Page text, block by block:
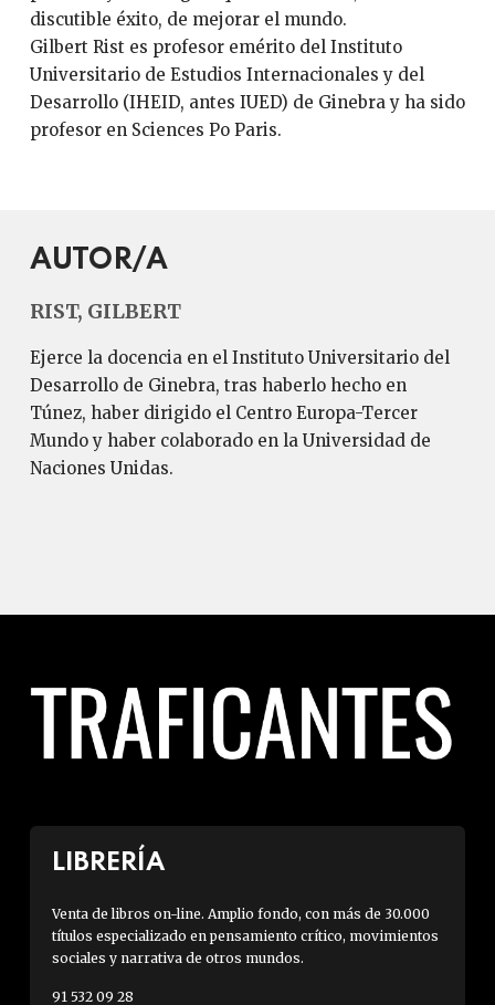
discutible éxito, de mejorar el mundo.
Gilbert Rist es profesor emérito del Instituto
Universitario de Estudios Internacionales y del
Desarrollo (IHEID, antes IUED) de Ginebra y ha sido
profesor en Sciences Po Paris.
AUTOR/A
RIST, GILBERT
Ejerce la docencia en el Instituto Universitario del
Desarrollo de Ginebra, tras haberlo hecho en
Túnez, haber dirigido el Centro Europa-Tercer
Mundo y haber colaborado en la Universidad de
Naciones Unidas.
LIBRERÍA
Venta de libros on-line. Amplio fondo, con más de 30.000
títulos especializado en pensamiento crítico, movimientos
sociales y narrativa de otros mundos.
91 532 09 28